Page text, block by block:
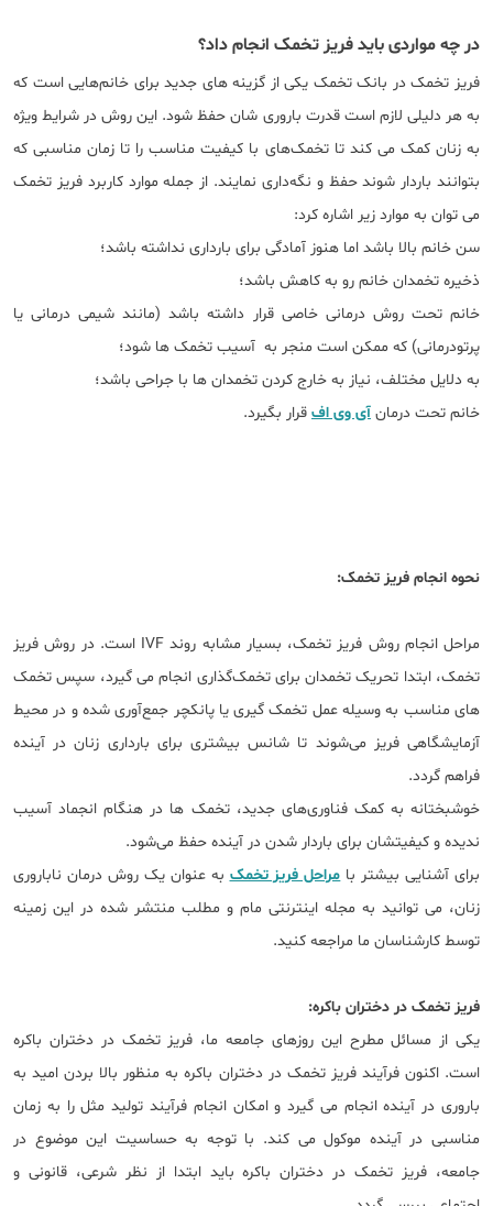
در چه مواردی باید فریز تخمک انجام داد؟
فریز تخمک در بانک تخمک یکی از گزینه‌ های جدید برای خانم‌هایی است که
به هر دلیلی لازم است قدرت باروری ‌شان حفظ شود. این روش در شرایط ویژه
به زنان کمک می کند تا تخمک‌های با کیفیت مناسب را تا زمان مناسبی که
بتوانند باردار شوند حفظ و نگه‌داری نمایند. از جمله موارد کاربرد فریز تخمک
می توان به موارد زیر اشاره کرد:
سن خانم بالا باشد اما هنوز آمادگی برای بارداری نداشته باشد؛
ذخیره تخمدان خانم رو به کاهش باشد؛
خانم تحت روش درمانی خاصی قرار داشته باشد (مانند شیمی درمانی یا
پرتودرمانی) که ممکن است منجر به آسیب تخمک ‌ها شود؛
به دلایل مختلف، نیاز به خارج کردن تخمدان ‌ها با جراحی باشد؛
خانم تحت درمان آی وی اف قرار بگیرد.
نحوه انجام فریز تخمک:
مراحل انجام روش فریز تخمک، بسیار مشابه روند IVF است. در روش فریز
تخمک، ابتدا تحریک تخمدان برای تخمک‌‌گذاری انجام می گیرد، سپس تخمک
‌های مناسب به وسیله عمل تخمک گیری یا پانکچر جمع‌آورى شده و در محیط
آزمایشگاهى فریز مى‌شوند تا شانس بیشترى براى باردارى زنان در آینده
فراهم گردد.
خوشبختانه به کمک فناوری‌های جدید، تخمک ‌ها در هنگام انجماد آسیب
ندیده و کیفیتشان برای باردار شدن در آینده حفظ می‌شود.
برای آشنایی بیشتر بامراحل فریز تخمکبه عنوان یک روش درمان ناباروری
زنان، می توانید به مجله اینترنتی مام و مطلب منتشر شده در این زمینه
توسط کارشناسان ما مراجعه کنید.
فریز تخمک در دختران باکره:
یکی از مسائل مطرح این روزهای جامعه ما، فریز تخمک در دختران باکره
است. اکنون فرآیند فریز تخمک در دختران باکره به منظور بالا بردن امید به
باروری در آینده انجام می گیرد و امکان انجام فرآیند تولید مثل را به زمان
مناسبی در آینده موکول می کند. با توجه به حساسیت این موضوع در
جامعه، فریز تخمک در دختران باکره باید ابتدا از نظر شرعی، قانونی و